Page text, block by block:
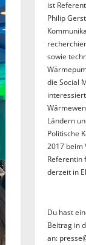
ist
Philip
sowie
die Social
Ländern
Politische
2017 beim
Referentin
derzeit in
Du hast
Beitrag in
an: